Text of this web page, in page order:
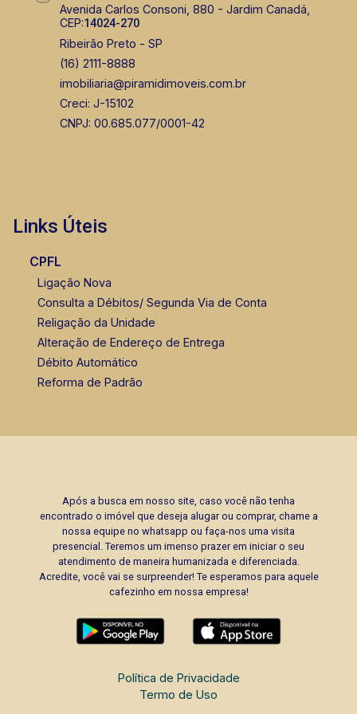
Avenida Carlos Consoni, 880 - Jardim Canadá,
CEP:14024-270
Ribeirão Preto - SP
(16) 2111-8888
imobiliaria@piramidimoveis.com.br
Creci: J-15102
CNPJ: 00.685.077/0001-42
Links Úteis
CPFL
Ligação Nova
Consulta a Débitos/ Segunda Via de Conta
Religação da Unidade
Alteração de Endereço de Entrega
Débito Automático
Reforma de Padrão
Após a busca em nosso site, caso você não tenha
encontrado o imóvel que deseja alugar ou comprar, chame a
nossa equipe no whatsapp ou faça-nos uma visita
presencial. Teremos um imenso prazer em iniciar o seu
atendimento de maneira humanizada e diferenciada.
Acredite, você vai se surpreender! Te esperamos para aquele
cafezinho em nossa empresa!
Política de Privacidade
Termo de Uso